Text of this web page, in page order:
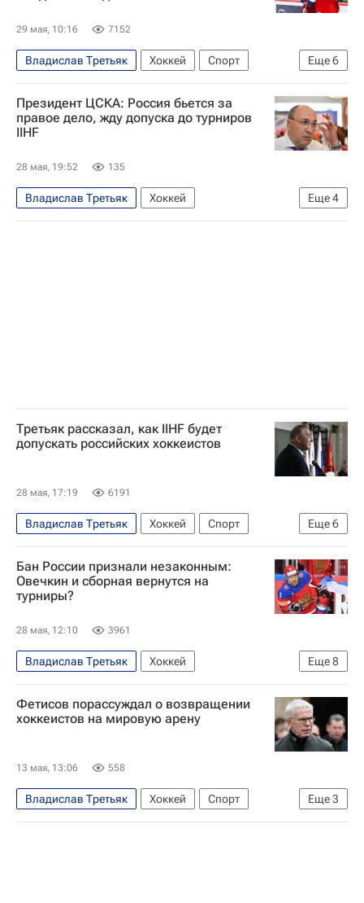
29 мая, 10:16 7152
Еще6
Владислав Третьяк Хоккей
Спорт
Россия
Белоруссия
Михаил Дегтярев
Международная федерация хоккея (IIHF)
Олимпийский комитет России (ОКР)
Федерация хоккея России (ФХР)
Президент ЦСКА: Россия бьется за
правое дело, жду допуска до турниров
IIHF
28 мая, 19:52 135
Еще4
Владислав Третьяк
Хоккей
Игорь Есмантович
Михаил Дегтярев
Третьяк рассказал, как IIHF будет
допускать российских хоккеистов
28 мая, 17:19 6191
Еще6
Владислав Третьяк Хоккей
Спорт
Россия
Белоруссия
Михаил Дегтярев
Международная федерация хоккея (IIHF)
Федерация хоккея России (ФХР)
Олимпийский комитет России (ОКР)
Бан России признали незаконным:
Овечкин и сборная вернутся на
турниры?
28 мая, 12:10 3961
Еще8
Владислав Третьяк
Хоккей
Федерация хоккея России (ФХР)
Международная федерация хоккея (IIHF)
Михаил Дегтярев
Сборная России по хоккею с шайбой
Материалы РИА Спорт
Фетисов порассуждал о возвращении
хоккеистов на мировую арену
13 мая, 13:06 558
Еще3
Владислав Третьяк Хоккей
Спорт
Вячеслав Фетисов